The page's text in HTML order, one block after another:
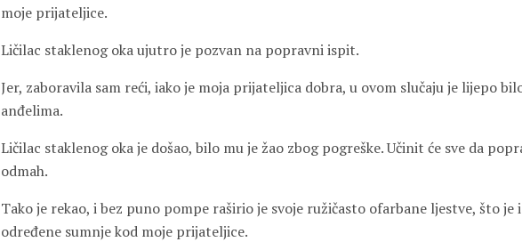
moje prijateljice.
Ličilac staklenog oka ujutro je pozvan na popravni ispit.
Jer, zaboravila sam reći, iako je moja prijateljica dobra, u ovom slučaju je lijepo
anđelima.
Ličilac staklenog oka je došao, bilo mu je žao zbog pogreške. Učinit će sve da
odmah.
Tako je rekao, i bez puno pompe raširio je svoje ružičasto ofarbane ljestve, što je
određene sumnje kod moje prijateljice.